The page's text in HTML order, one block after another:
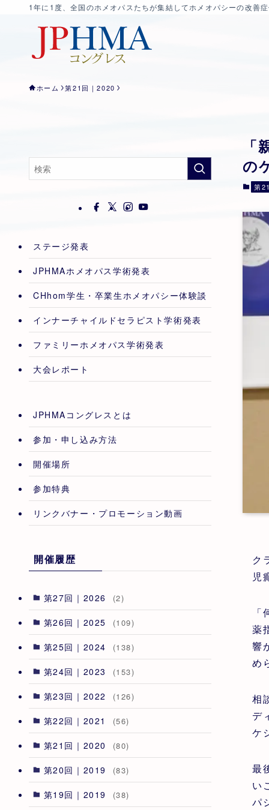
1年に1度、全国のホメオパスたちが集結してホメオパシーの改善
ホーム 第21回｜2020
の
第
ク
児
薬
響
め
相
デ
ケ
最
い
パ
ステージ発表
JPHMAホメオパス学術発表
CHhom学生・卒業生ホメオパシー体験談
インナーチャイルドセラピスト学術発表
ファミリーホメオパス学術発表
大会レポート
JPHMAコングレスとは
参加・申し込み方法
開催場所
参加特典
リンクバナー・プロモーション動画
開催履歴
第27回｜2026 (2)
第26回｜2025 (109)
第25回｜2024 (138)
第24回｜2023 (153)
第23回｜2022 (126)
第22回｜2021 (56)
第21回｜2020 (80)
第20回｜2019 (83)
第19回｜2019 (38)